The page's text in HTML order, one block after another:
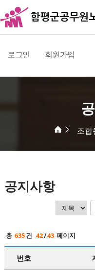
로그인 회원가입
조합
공지사항
총 635건 42/43 페이지
번호